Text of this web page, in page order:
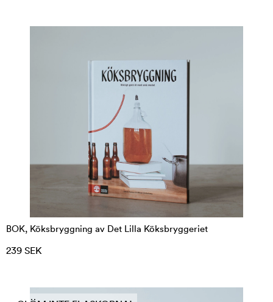
BOK, Köksbryggning av Det Lilla Köksbryggeriet
239 SEK